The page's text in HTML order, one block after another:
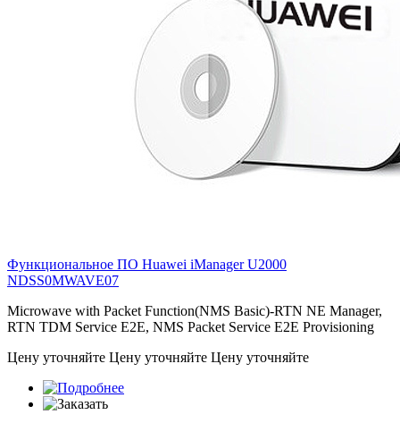
Функциональное ПО Huawei iManager U2000
NDSS0MWAVE07
Microwave with Packet Function(NMS Basic)-RTN NE Manager,
RTN TDM Service E2E, NMS Packet Service E2E Provisioning
Цену уточняйте Цену уточняйте Цену уточняйте